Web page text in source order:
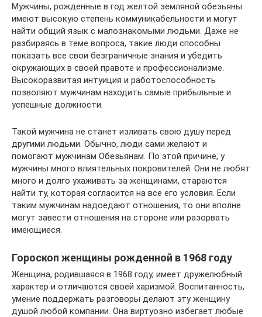
Мужчины, рожденные в год желтой земляной обезьяны
имеют высокую степень коммуникабельности и могут
найти общий язык с малознакомыми людьми. Даже не
разбираясь в теме вопроса, такие люди способны
показать все свои безграничные знания и убедить
окружающих в своей правоте и профессионализме.
Высокоразвитая интуиция и работоспособность
позволяют мужчинам находить самые прибыльные и
успешные должности.
Такой мужчина не станет изливать свою душу перед
другими людьми. Обычно, люди сами желают и
помогают мужчинам Обезьянам. По этой причине, у
мужчины много влиятельных покровителей. Они не любят
много и долго ухаживать за женщинами, стараются
найти ту, которая согласится на все его условия. Если
таким мужчинам надоедают отношения, то они вполне
могут завести отношения на стороне или разорвать
имеющиеся.
Гороскоп женщины рожденной в 1968 году
Женщина, родившаяся в 1968 году, имеет дружелюбный
характер и отличаются своей харизмой. Воспитанность,
умение поддержать разговоры делают эту женщину
душой любой компании. Она виртуозно избегает любые